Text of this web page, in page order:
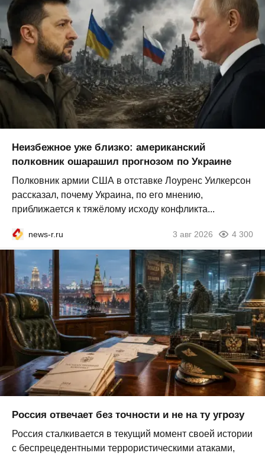
Неизбежное уже близко: американский
полковник ошарашил прогнозом по Украине
Полковник армии США в отставке Лоуренс Уилкерсон
рассказал, почему Украина, по его мнению,
приближается к тяжёлому исходу конфликта...
news-r.ru 3 авг 2026 4 300
Россия отвечает без точности и не на ту угрозу
Россия сталкивается в текущий момент своей истории
с беспрецедентными террористическими атаками,